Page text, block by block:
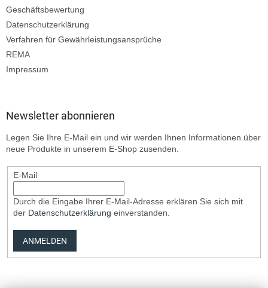
Geschäftsbewertung
Datenschutzerklärung
Verfahren für Gewährleistungsansprüche
REMA
Impressum
Newsletter abonnieren
Legen Sie Ihre E-Mail ein und wir werden Ihnen Informationen über
neue Produkte in unserem E-Shop zusenden.
E-Mail
Durch die Eingabe Ihrer E-Mail-Adresse erklären Sie sich mit
der Datenschutzerklärung einverstanden.
ANMELDEN